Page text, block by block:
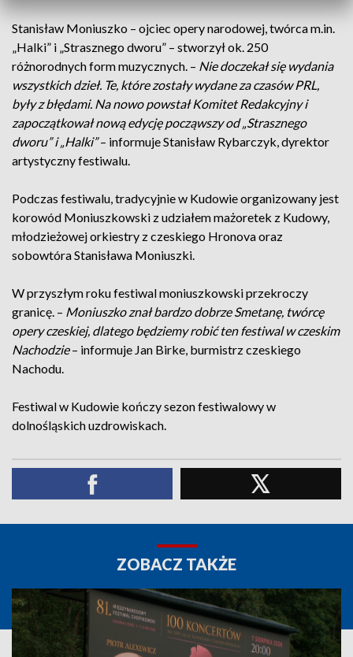
Stanisław Moniuszko – ojciec opery narodowej, twórca m.in.
„Halki” i „Strasznego dworu” – stworzył ok. 250
różnorodnych form muzycznych. – Nie doczekał się wydania
wszystkich dzieł. Te, które zostały wydane za czasów PRL,
były z błędami. Na nowo powstał Komitet Redakcyjny i
zapoczątkował nową edycję począwszy od „Strasznego
dworu” i „Halki”– informuje Stanisław Rybarczyk, dyrektor
artystyczny festiwalu.
Podczas festiwalu, tradycyjnie w Kudowie organizowany jest
korowód Moniuszkowski z udziałem mażoretek z Kudowy,
młodzieżowej orkiestry z czeskiego Hronova oraz
sobowtóra Stanisława Moniuszki.
W przyszłym roku festiwal moniuszkowski przekroczy
granicę. – Moniuszko znał bardzo dobrze Smetanę, twórcę
opery czeskiej, dlatego będziemy robić ten festiwal w czeskim
Nachodzie– informuje Jan Birke, burmistrz czeskiego
Nachodu.
Festiwal w Kudowie kończy sezon festiwalowy w
dolnośląskich uzdrowiskach.
ZOBACZ TAKŻE